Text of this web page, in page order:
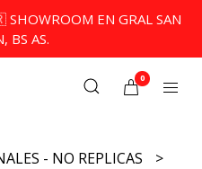
EN GRAL SAN
BS AS.
0
- NO REPLICAS